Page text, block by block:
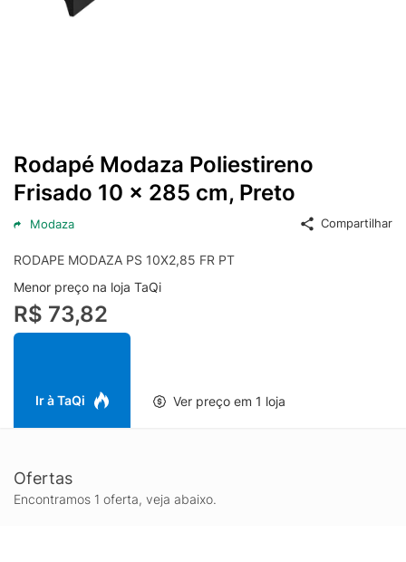
Rodapé Modaza Poliestireno
Frisado 10 x 285 cm, Preto
Modaza Compartilhar
RODAPE MODAZA PS 10X2,85 FR PT
Menor preço na loja TaQi
R$ 73,82
Ir à TaQi Ver preço em 1 loja
Ofertas
Encontramos 1 oferta, veja abaixo.